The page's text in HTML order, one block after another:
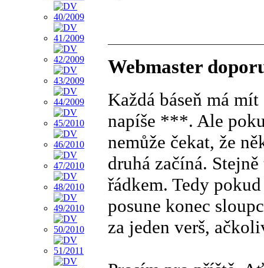
Webmaster
Každá báseň má
napíše ***. Ale
nemůže čekat, že
druhá začíná.
řádkem. Tedy
posune konec
za jeden verš,